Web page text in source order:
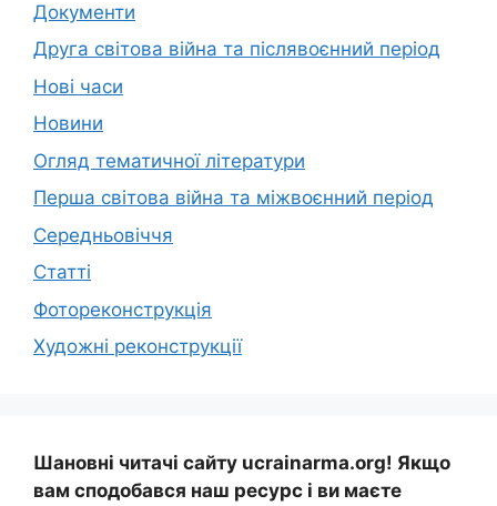
Документи
Друга світова війна та післявоєнний період
Нові часи
Новини
Огляд тематичної літератури
Перша світова війна та міжвоєнний період
Середньовіччя
Статті
Фотореконструкція
Художні реконструкції
Шановні читачі сайту ucrainarma.org! Якщо
вам сподобався наш ресурс і ви маєте